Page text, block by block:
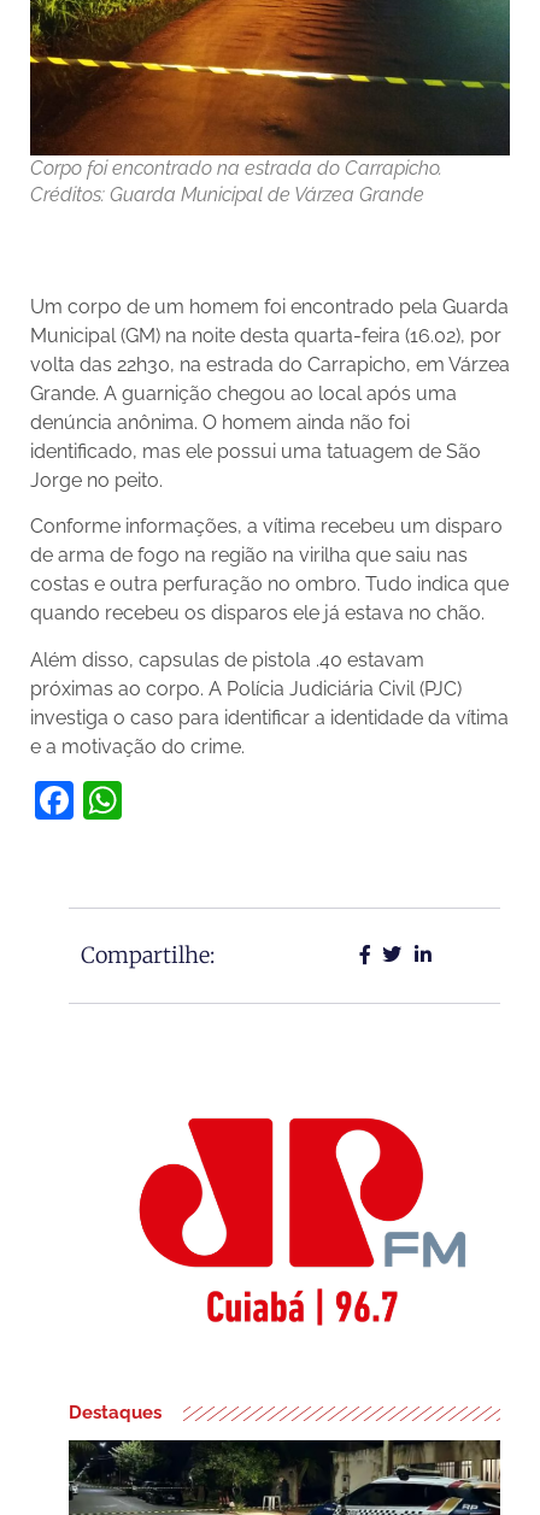
Corpo foi encontrado na estrada do Carrapicho.
Créditos: Guarda Municipal de Várzea Grande
Um corpo de um homem foi encontrado pela Guarda
Municipal (GM) na noite desta quarta-feira (16.02), por
volta das 22h30, na estrada do Carrapicho, em Várzea
Grande. A guarnição chegou ao local após uma
denúncia anônima. O homem ainda não foi
identificado, mas ele possui uma tatuagem de São
Jorge no peito.
Conforme informações, a vítima recebeu um disparo
de arma de fogo na região na virilha que saiu nas
costas e outra perfuração no ombro. Tudo indica que
quando recebeu os disparos ele já estava no chão.
Além disso, capsulas de pistola .40 estavam
próximas ao corpo. A Polícia Judiciária Civil (PJC)
investiga o caso para identificar a identidade da vítima
e a motivação do crime.
Facebook
Compartilhe:
Destaques